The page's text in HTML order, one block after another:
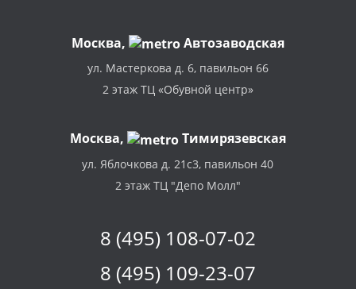
Москва, Автозаводская
ул. Мастеркова д. 6, павильон 66
2 этаж ТЦ «Обувной центр»
Москва, Тимирязевская
ул. Яблочкова д. 21с3, павильон 40
2 этаж ТЦ "Депо Молл"
8 (495) 108-07-02
8 (495) 109-23-07